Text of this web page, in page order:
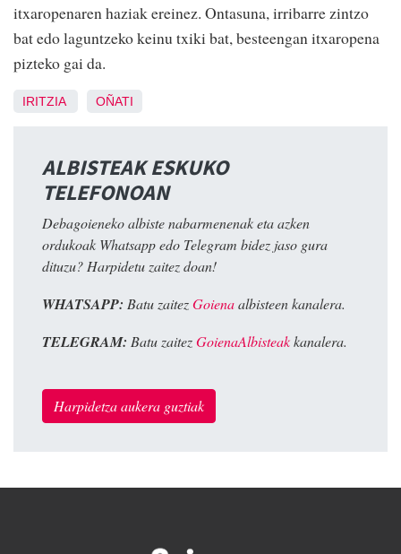
itxaropenaren haziak ereinez. Ontasuna, irribarre zintzo
bat edo laguntzeko keinu txiki bat, besteengan itxaropena
pizteko gai da.
IRITZIA OÑATI
ALBISTEAK ESKUKO
TELEFONOAN
Debagoieneko albiste nabarmenenak eta azken
ordukoak Whatsapp edo Telegram bidez jaso gura
dituzu? Harpidetu zaitez doan!
WHATSAPP: Batu zaitezGoienaalbisteen kanalera.
TELEGRAM: Batu zaitezGoienaAlbisteakkanalera.
Harpidetza aukera guztiak